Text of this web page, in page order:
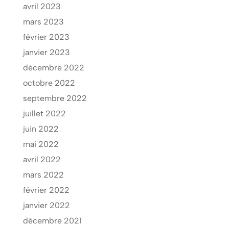
avril 2023
mars 2023
février 2023
janvier 2023
décembre 2022
octobre 2022
septembre 2022
juillet 2022
juin 2022
mai 2022
avril 2022
mars 2022
février 2022
janvier 2022
décembre 2021